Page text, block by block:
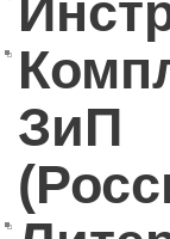
ЗиП